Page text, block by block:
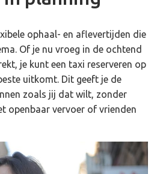
ophaal- en aflevertijden die
Of je nu vroeg in de ochtend
je kunt een taxi reserveren op
uitkomt. Dit geeft je de
zoals jij dat wilt, zonder
openbaar vervoer of vrienden